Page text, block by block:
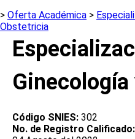
> Oferta Académica >
Obstetricia
Código SNIES: 302
No. de Registro Calificado: